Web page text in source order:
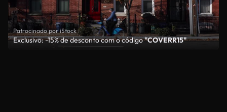
Patrocinado por iStock
Exclusivo: -15% de desconto com o código"COVERR15"